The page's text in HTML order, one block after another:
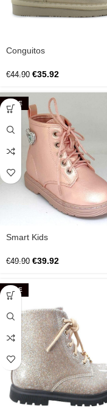
Conguitos
€44.90 €35.92
SALE
Smart Kids
€49.90 €39.92
SALE